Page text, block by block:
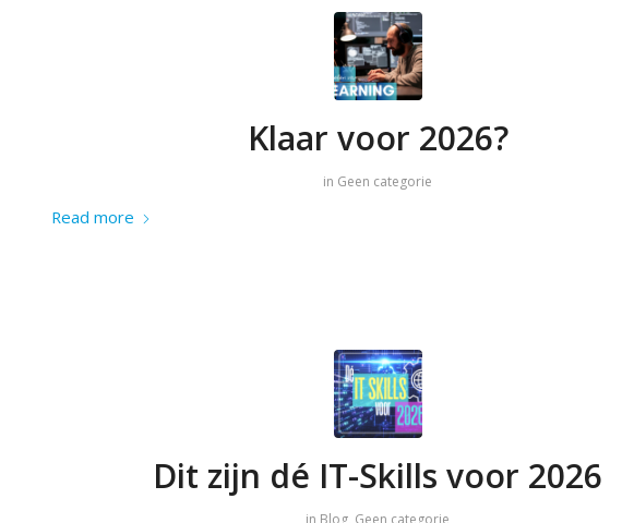
Klaar voor 2026?
in Geen categorie
Read more
Dit zijn dé IT-Skills voor 2026
in Blog, Geen categorie